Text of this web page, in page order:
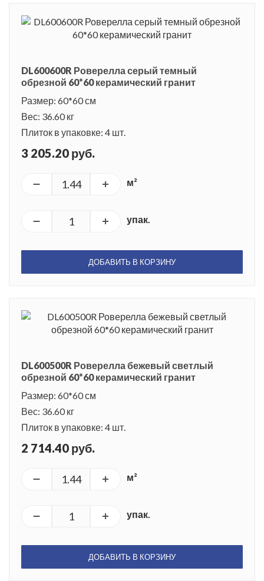
DL600600R Роверелла серый темный
обрезной 60*60 керамический гранит
Размер: 60*60 см
Вес: 36.60 кг
Плиток в упаковке: 4 шт.
3 205.20 руб.
м²
упак.
ДОБАВИТЬ В КОРЗИНУ
DL600500R Роверелла бежевый светлый
обрезной 60*60 керамический гранит
Размер: 60*60 см
Вес: 36.60 кг
Плиток в упаковке: 4 шт.
2 714.40 руб.
м²
упак.
ДОБАВИТЬ В КОРЗИНУ